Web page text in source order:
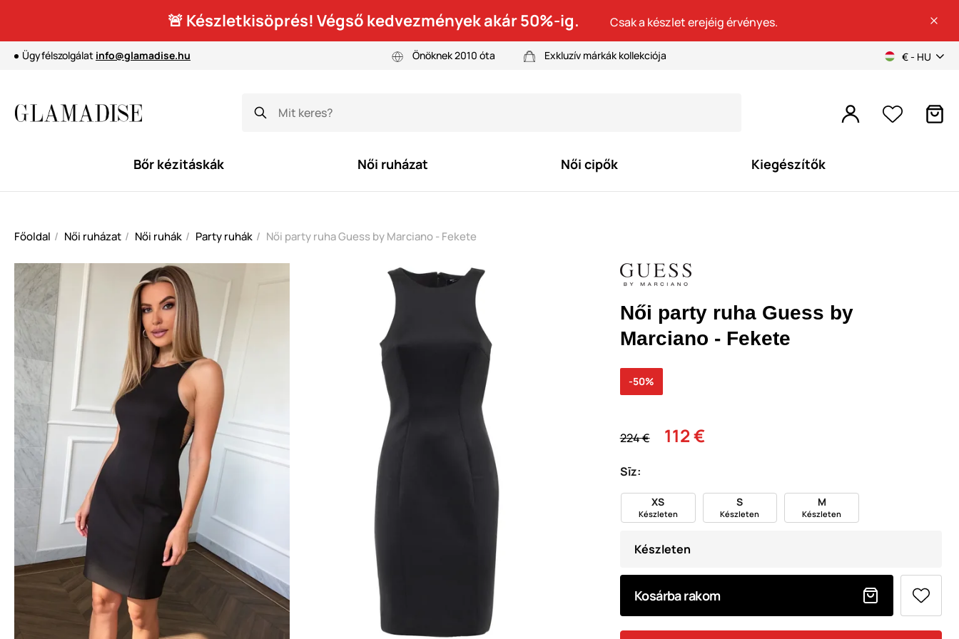
🚨 Készletkisöprés! Végső kedvezmények akár 50%-ig. Csak a készlet erejéig érvényes.
Ügyfélszolgálat info@glamadise.hu Önöknek 2010 óta Exkluzív márkák kollekciója € - HU
Bőr kézitáskák Női ruházat Női cipők Kiegészítők
Főoldal Női ruházat Női ruhák Party ruhák Női party ruha Guess by Marciano - Fekete
Női party ruha Guess by
Marciano - Fekete
224 € 112 €
-50%
Sīz:
XS
Készleten
S
Készleten
M
Készleten
Készleten
Kosárba rakom